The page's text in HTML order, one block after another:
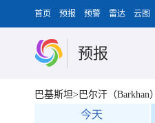
首页 预报 预警 雷达 云图
预报
巴基斯坦>巴尔汗（Barkhan）
今天